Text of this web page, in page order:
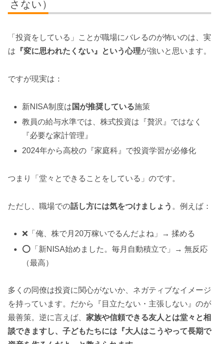
さない）
「投資をしている」ことが職場にバレるのが怖いのは、実
は 『変に思われたくない』という心理が強いと思います。
ですが現実は：
新NISA制度は 国が推奨している施策
教員の給与水準では、株式投資は『贅沢』ではなく
『必要な家計管理』
2024年から高校の『家庭科』で投資学習が必修化
つまり「堂々とできることをしている」のです。
ただし、職場での話し方には気をつけましょう 。例えば：
❌「俺、株で月20万稼いでるんだよね」→ 揉める
⭕「新NISA始めました。毎月自動積立で」→ 無反応
（最高）
多くの同僚は投資に関心がないか、ネガティブなイメージ
を持っています。だから『目立たない・主張しない』のが
最善策。逆に言えば、 家族や信頼できる友人とは堂々と相
談できますし、子どもたちには『大人はこうやって長期で